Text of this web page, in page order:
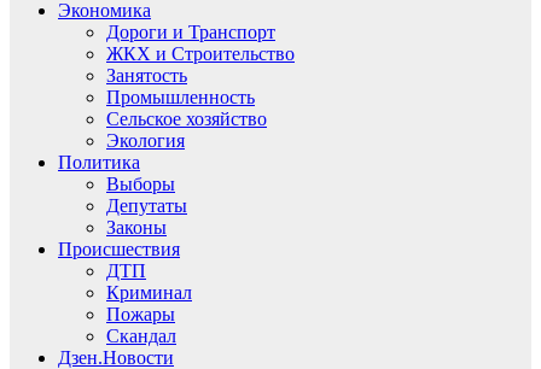
Экономика
Дороги и Транспорт
ЖКХ и Строительство
Занятость
Промышленность
Сельское хозяйство
Экология
Политика
Выборы
Депутаты
Законы
Происшествия
ДТП
Криминал
Пожары
Скандал
Дзен.Новости